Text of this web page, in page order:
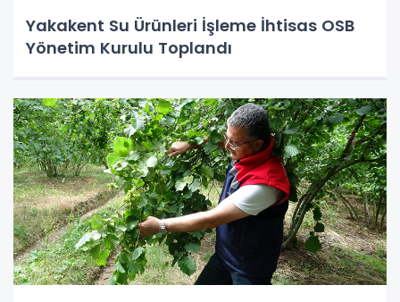
Yakakent Su Ürünleri İşleme İhtisas OSB
Yönetim Kurulu Toplandı